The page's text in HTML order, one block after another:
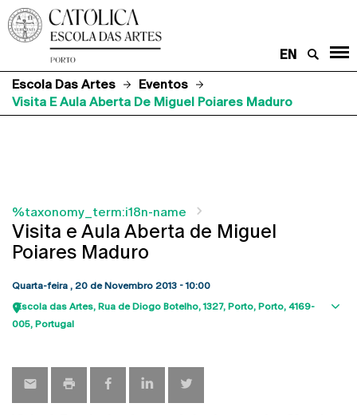
EN
Escola Das Artes
Eventos
Visita E Aula Aberta De Miguel Poiares Maduro
%taxonomy_term:i18n-name
Visita e Aula Aberta de Miguel
Poiares Maduro
Quarta-feira , 20 de Novembro 2013 - 10:00
Escola das Artes Rua de Diogo Botelho, 1327 Porto Porto 4169-
005 Portugal